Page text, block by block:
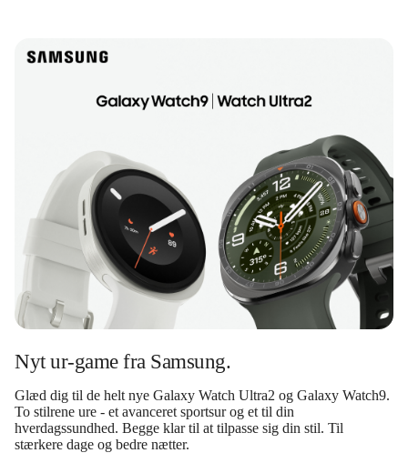
Nyt ur-game fra Samsung.
Glæd dig til de helt nye Galaxy Watch Ultra2 og Galaxy Watch9.
To stilrene ure - et avanceret sportsur og et til din
hverdagssundhed. Begge klar til at tilpasse sig din stil. Til
stærkere dage og bedre nætter.